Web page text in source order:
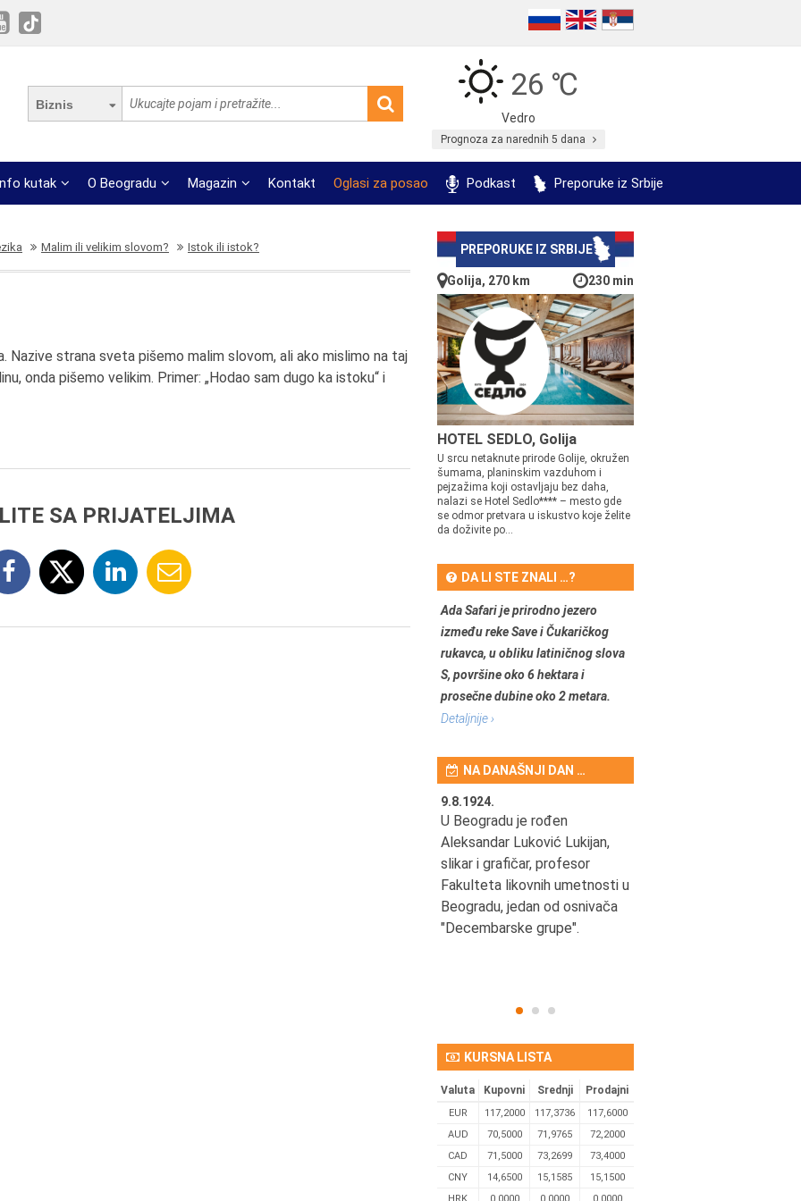
Biznis
26 ℃
Vedro
Prognoza za narednih 5 dana
kutak O Beogradu Magazin Kontakt Oglasi za posao Podkast Preporuke iz Srbije
Malim ili velikim slovom? Istok ili istok?
Nazive strana sveta pišemo malim slovom, ali ako mislimo na taj
onda pišemo velikim. Primer: „Hodao sam dugo ka istoku“ i
SA PRIJATELJIMA
PREPORUKE IZ SRBIJE
Golija, 270 km 230 min
HOTEL SEDLO, Golija
U srcu netaknute prirode Golije, okružen
šumama, planinskim vazduhom i
pejzažima koji ostavljaju bez daha,
nalazi se Hotel Sedlo**** – mesto gde
se odmor pretvara u iskustvo koje želite
da doživite po...
DA LI STE ZNALI …?
Ada Safari je prirodno jezero
između reke Save i Čukaričkog
rukavca, u obliku latiničnog slova
S, površine oko 6 hektara i
prosečne dubine oko 2 metara.
Detaljnije ›
NA DANAŠNJI DAN …
9.8.1924.
U Beogradu je rođen
Aleksandar Luković Lukijan,
slikar i grafičar, profesor
Fakulteta likovnih umetnosti u
Beogradu, jedan od osnivača
"Decembarske grupe".
KURSNA LISTA
Valuta Kupovni Srednji Prodajni
EUR 117,2000 117,3736
117,6000
AUD
70,5000 71,9765
72,2000
CAD
71,5000 73,2699
73,4000
CNY
14,6500 15,1585
15,1500
HRK
0,0000 0,0000 0,0000